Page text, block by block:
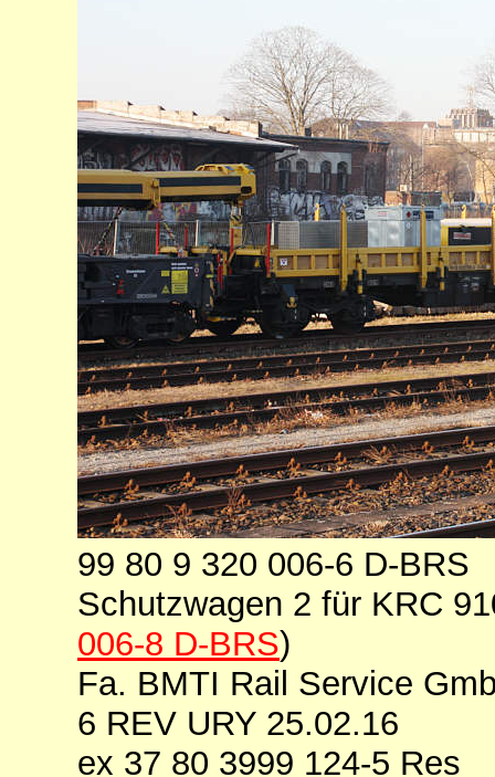
99 80 9 320 006-6 D-BRS
Schutzwagen 2 für KRC
006-8 D-BRS)
Fa. BMTI Rail Service
6 REV URY 25.02.16
ex 37 80 3999 124-5 Res